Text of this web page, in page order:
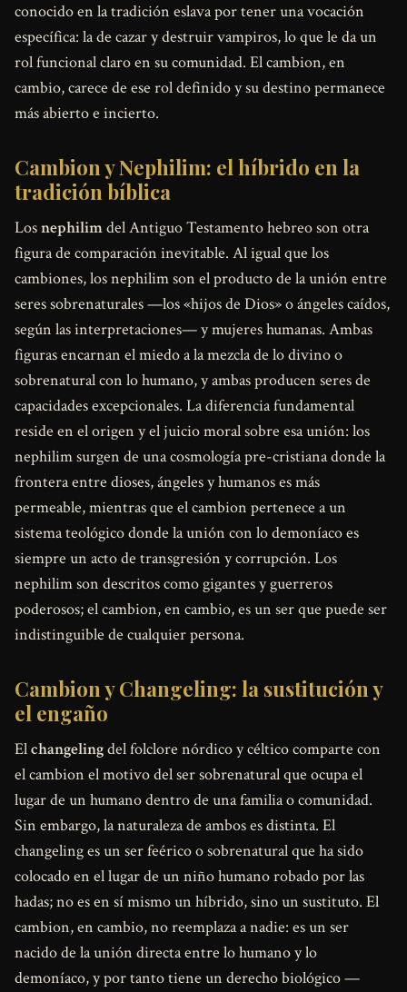
conocido en la tradición eslava por tener una vocación
específica: la de cazar y destruir vampiros, lo que le da un
rol funcional claro en su comunidad. El cambion, en
cambio, carece de ese rol definido y su destino permanece
más abierto e incierto.
Cambion y Nephilim: el híbrido en la
tradición bíblica
Losnephilimdel Antiguo Testamento hebreo son otra
figura de comparación inevitable. Al igual que los
cambiones, los nephilim son el producto de la unión entre
seres sobrenaturales —los «hijos de Dios» o ángeles caídos,
según las interpretaciones— y mujeres humanas. Ambas
figuras encarnan el miedo a la mezcla de lo divino o
sobrenatural con lo humano, y ambas producen seres de
capacidades excepcionales. La diferencia fundamental
reside en el origen y el juicio moral sobre esa unión: los
nephilim surgen de una cosmología pre-cristiana donde la
frontera entre dioses, ángeles y humanos es más
permeable, mientras que el cambion pertenece a un
sistema teológico donde la unión con lo demoníaco es
siempre un acto de transgresión y corrupción. Los
nephilim son descritos como gigantes y guerreros
poderosos; el cambion, en cambio, es un ser que puede ser
indistinguible de cualquier persona.
Cambion y Changeling: la sustitución y
el engaño
Elchangelingdel folclore nórdico y céltico comparte con
el cambion el motivo del ser sobrenatural que ocupa el
lugar de un humano dentro de una familia o comunidad.
Sin embargo, la naturaleza de ambos es distinta. El
changeling es un ser feérico o sobrenatural que ha sido
colocado en el lugar de un niño humano robado por las
hadas; no es en sí mismo un híbrido, sino un sustituto. El
cambion, en cambio, no reemplaza a nadie: es un ser
nacido de la unión directa entre lo humano y lo
demoníaco, y por tanto tiene un derecho biológico —